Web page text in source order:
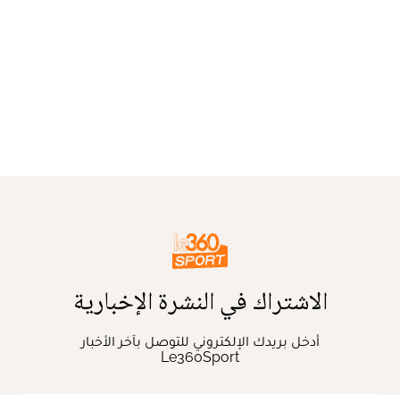
الاشتراك في النشرة الإخبارية
أدخل بريدك الإلكتروني للتوصل بآخر الأخبار
Le360Sport